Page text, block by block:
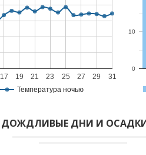
Температура ночью
17 19 21 23 25 27 29 31
0
10
ДОЖДЛИВЫЕ ДНИ И